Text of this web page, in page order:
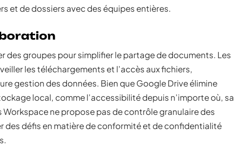
et de dossiers avec des équipes entières.
des groupes pour simplifier le partage de documents. Les
les téléchargements et l’accès aux fichiers,
gestion des données. Bien que Google Drive élimine
local, comme l’accessibilité depuis n’importe où, sa
ne propose pas de contrôle granulaire des
des défis en matière de conformité et de confidentialité